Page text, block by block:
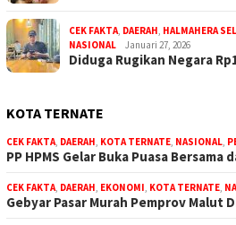
CEK FAKTA, DAERAH, HALMAHERA
NASIONAL
Januari 27, 2026
Diduga Rugikan Negara
KOTA TERNATE
CEK FAKTA, DAERAH, KOTA TERNATE, NASIONAL,
PP HPMS Gelar Buka Puasa Bersama
CEK FAKTA, DAERAH, EKONOMI, KOTA TERNATE,
Gebyar Pasar Murah Pemprov Malut